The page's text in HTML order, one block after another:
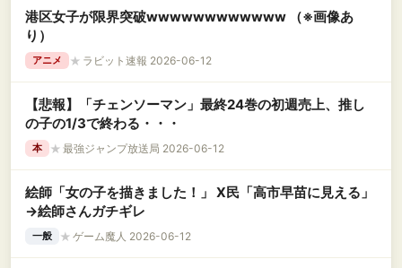
港区女子が限界突破wwwwwwwwwwww （※画像あ
り）
アニメ ★ ラビット速報 2026-06-12
【悲報】「チェンソーマン」最終24巻の初週売上、推し
の子の1/3で終わる・・・
本 ★ 最強ジャンプ放送局 2026-06-12
絵師「女の子を描きました！」 X民「高市早苗に見える」
→絵師さんガチギレ
一般 ★ ゲーム魔人 2026-06-12